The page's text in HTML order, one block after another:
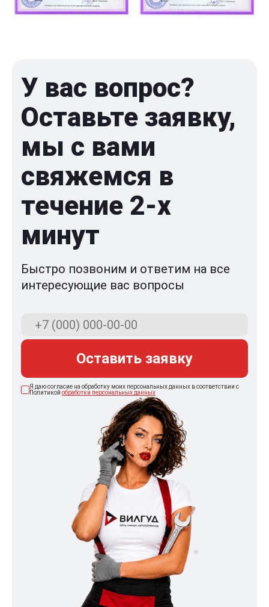
У вас вопрос?
Оставьте заявку,
мы с вами
свяжемся в
течение 2-x
минут
Быстро позвоним и ответим на все
интересующие вас вопросы
Оставить заявку
Я даю согласие на обработку моих персональных данных в соответствии с
Политикой обработки персональных данных